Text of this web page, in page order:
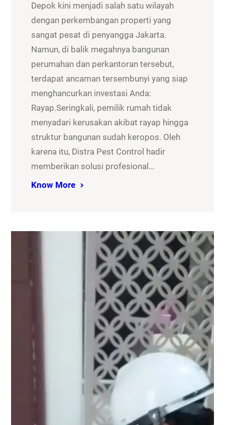
Depok kini menjadi salah satu wilayah
dengan perkembangan properti yang
sangat pesat di penyangga Jakarta.
Namun, di balik megahnya bangunan
perumahan dan perkantoran tersebut,
terdapat ancaman tersembunyi yang siap
menghancurkan investasi Anda:
Rayap.Seringkali, pemilik rumah tidak
menyadari kerusakan akibat rayap hingga
struktur bangunan sudah keropos. Oleh
karena itu, Distra Pest Control hadir
memberikan solusi profesional…
Know More